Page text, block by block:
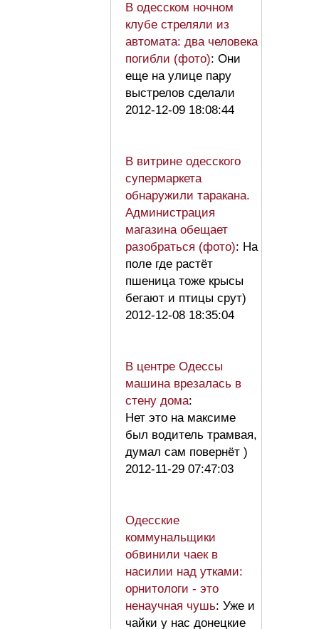
В одесском ночном
клубе стреляли из
автомата: два человека
погибли (фото): Они
еще на улице пару
выстрелов сделали
2012-12-09 18:08:44
В витрине одесского
супермаркета
обнаружили таракана.
Администрация
магазина обещает
разобраться (фото): На
поле где растёт
пшеница тоже крысы
бегают и птицы срут)
2012-12-08 18:35:04
В центре Одессы
машина врезалась в
стену дома:
Нет это на максиме
был водитель трамвая,
думал сам повернёт )
2012-11-29 07:47:03
Одесские
коммунальщики
обвинили чаек в
насилии над утками:
орнитологи - это
ненаучная чушь: Уже и
чайки у нас донецкие